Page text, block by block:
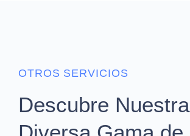
OTROS SERVICIOS
Descubre Nuestra